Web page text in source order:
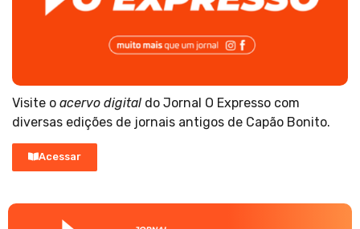
Visite o acervo digital do Jornal O Expresso com
diversas edições de jornais antigos de Capão Bonito.
Acessar